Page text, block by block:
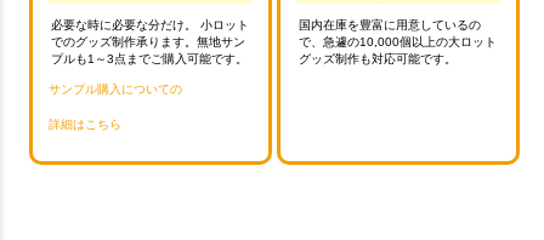
必要な時に必要な分だけ。 小ロット
でのグッズ制作承ります。無地サン
プルも1～3点までご購入可能です。
サンプル購入についての
詳細はこちら
国内在庫を豊富に用意しているの
で、急遽の10,000個以上の大ロット
グッズ制作も対応可能です。